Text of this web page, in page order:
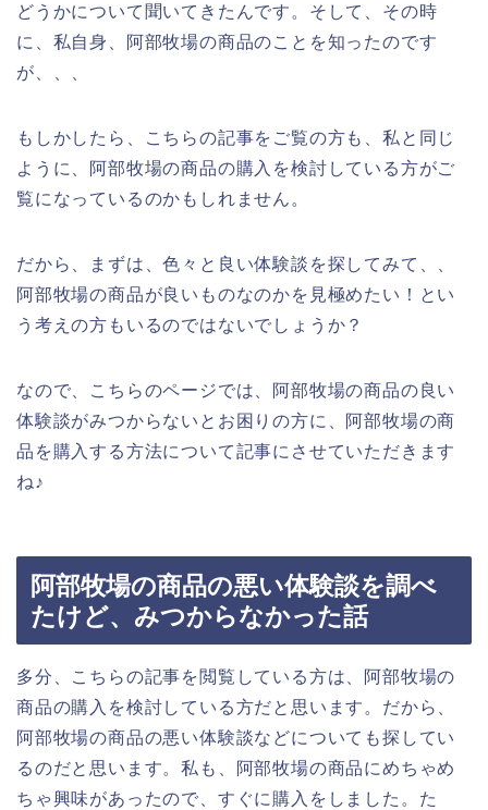
どうかについて聞いてきたんです。そして、その時
に、私自身、阿部牧場の商品のことを知ったのです
が、、、
もしかしたら、こちらの記事をご覧の方も、私と同じ
ように、阿部牧場の商品の購入を検討している方がご
覧になっているのかもしれません。
だから、まずは、色々と良い体験談を探してみて、、
阿部牧場の商品が良いものなのかを見極めたい！とい
う考えの方もいるのではないでしょうか？
なので、こちらのページでは、阿部牧場の商品の良い
体験談がみつからないとお困りの方に、阿部牧場の商
品を購入する方法について記事にさせていただきます
ね♪
阿部牧場の商品の悪い体験談を調べ
たけど、みつからなかった話
多分、こちらの記事を閲覧している方は、阿部牧場の
商品の購入を検討している方だと思います。だから、
阿部牧場の商品の悪い体験談などについても探してい
るのだと思います。私も、阿部牧場の商品にめちゃめ
ちゃ興味があったので、すぐに購入をしました。た